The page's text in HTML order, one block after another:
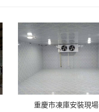
重慶市凍庫安裝現場